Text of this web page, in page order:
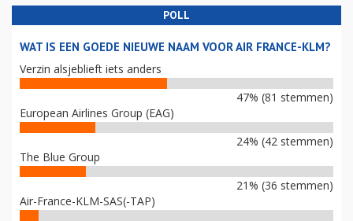
POLL
WAT IS EEN GOEDE NIEUWE NAAM VOOR AIR FRANCE-KLM?
Verzin alsjeblieft iets anders
47% (81 stemmen)
European Airlines Group (EAG)
24% (42 stemmen)
The Blue Group
21% (36 stemmen)
Air-France-KLM-SAS(-TAP)